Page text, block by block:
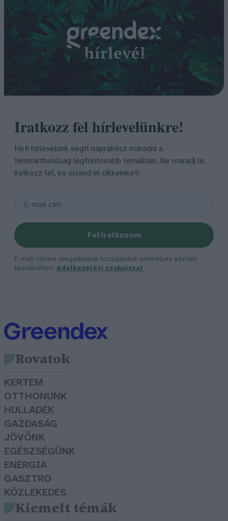
Iratkozz fel hírlevelünkre!
Heti hírlevelünk segít naprakész maradni a
fenntarthatóság legfontosabb témáiban. Ne maradj le,
iratkozz fel, és olvasd el cikkeinket!
Feliratkozom
E-mail-címem megadásával hozzájárulok személyes adataim
kezeléséhez. Adatkezelési szabályzat
Rovatok
KERTEM
OTTHONUNK
HULLADÉK
GAZDASÁG
JÖVŐNK
EGÉSZSÉGÜNK
ENERGIA
GASZTRO
KÖZLEKEDÉS
Kiemelt témák